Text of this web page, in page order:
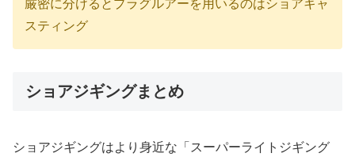
厳密に分けるとプラグルアーを用いるのはショアキャ
スティング
ショアジギングまとめ
ショアジギングはより身近な「スーパーライトジギング